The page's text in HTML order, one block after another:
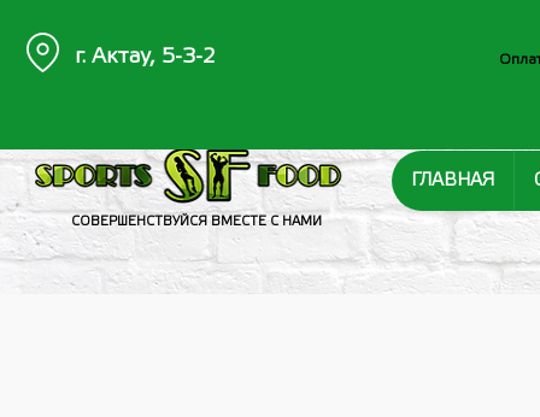
СОВЕРШЕНСТВУЙСЯ ВМЕСТЕ С НАМИ
ГЛАВНАЯ
г. Актау, 5-3-2